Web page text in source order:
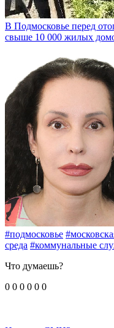
В Подмосковье перед
свыше 10 000 жилых
#подмосковье
среда #коммунальные
Что думаешь?
0 0 0 0 0 0